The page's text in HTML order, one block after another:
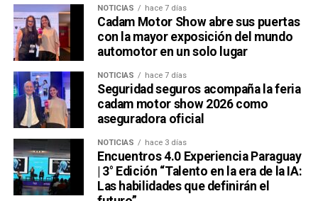
NOTICIAS hace 7 días
Cadam Motor Show abre sus puertas
con la mayor exposición del mundo
automotor en un solo lugar
NOTICIAS hace 7 días
Seguridad seguros acompaña la feria
cadam motor show 2026 como
aseguradora oficial
NOTICIAS hace 3 días
Encuentros 4.0 Experiencia Paraguay
| 3° Edición “Talento en la era de la IA:
Las habilidades que definirán el